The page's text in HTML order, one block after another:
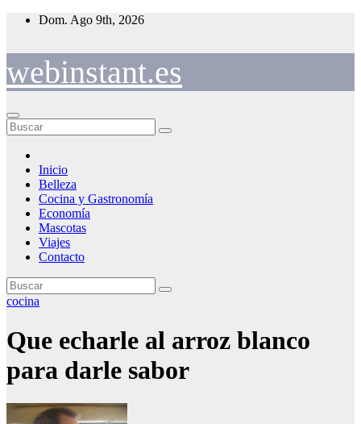
Saltar
Dom. Ago 9th, 2026
webinstant.es
Inicio
Belleza
Cocina y Gastronomía
Economía
Mascotas
Viajes
Contacto
cocina
Que echarle al arroz blanco
para darle sabor